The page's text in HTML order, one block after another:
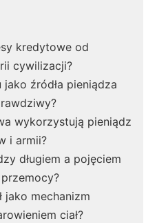
kredytowe od
cywilizacji?
źródła pieniądza
wykorzystują pieniądz
i armii?
długiem a pojęciem
jako mechanizm
ciał?